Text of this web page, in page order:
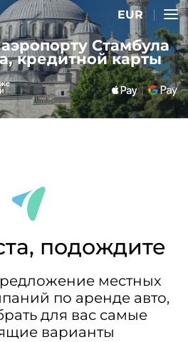
EUR
Стамбула
кредитной карты
подождите
местных
по аренде авто,
для вас самые
варианты